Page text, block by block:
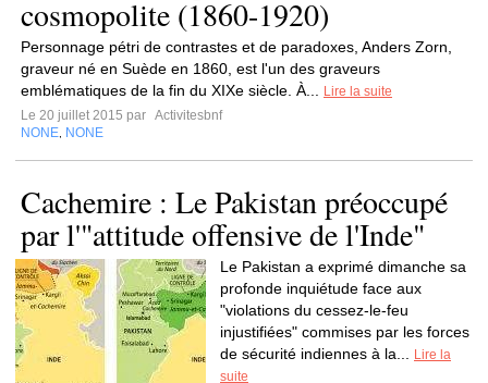
cosmopolite (1860-1920)
Personnage pétri de contrastes et de paradoxes, Anders Zorn,
graveur né en Suède en 1860, est l'un des graveurs
emblématiques de la fin du XIXe siècle. À...
Lire la suite
Le 20 juillet 2015 par Activitesbnf
NONE NONE
Cachemire : Le Pakistan préoccupé
par l'"attitude offensive de l'Inde"
Le Pakistan a exprimé dimanche sa
profonde inquiétude face aux
"violations du cessez-le-feu
injustifiées" commises par les forces
de sécurité indiennes à la...
Lire la
suite